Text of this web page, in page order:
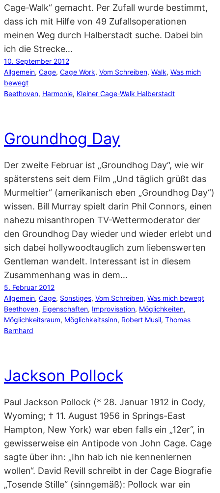
Cage-Walk“ gemacht. Per Zufall wurde bestimmt,
dass ich mit Hilfe von 49 Zufallsoperationen
meinen Weg durch Halberstadt suche. Dabei bin
ich die Strecke…
10. September 2012
Allgemein, Cage, Cage Work, Vom Schreiben, Walk, Was mich
bewegt
Beethoven, Harmonie, Kleiner Cage-Walk Halberstadt
Groundhog Day
Der zweite Februar ist „Groundhog Day“, wie wir
späterstens seit dem Film „Und täglich grüßt das
Murmeltier“ (amerikanisch eben „Groundhog Day“)
wissen. Bill Murray spielt darin Phil Connors, einen
nahezu misanthropen TV-Wettermoderator der
den Groundhog Day wieder und wieder erlebt und
sich dabei hollywoodtauglich zum liebenswerten
Gentleman wandelt. Interessant ist in diesem
Zusammenhang was in dem…
5. Februar 2012
Allgemein, Cage, Sonstiges, Vom Schreiben, Was mich bewegt
Beethoven, Eigenschaften, Improvisation, Möglichkeiten
Möglichkeitsraum, Möglichkeitssinn, Robert Musil, Thomas
Bernhard
Jackson Pollock
Paul Jackson Pollock (* 28. Januar 1912 in Cody,
Wyoming; † 11. August 1956 in Springs-East
Hampton, New York) war eben falls ein „12er“, in
gewisserweise ein Antipode von John Cage. Cage
sagte über ihn: „Ihn hab ich nie kennenlernen
wollen“. David Revill schreibt in der Cage Biografie
„Tosende Stille“ (sinngemäß): Pollock war ein